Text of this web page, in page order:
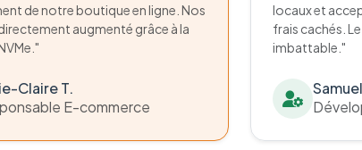
de notre boutique en ligne. Nos
augmenté grâce à la
Claire T.
E-commerce
locaux et
frais cachés.
imbattable."